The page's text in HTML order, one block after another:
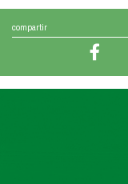
compartir